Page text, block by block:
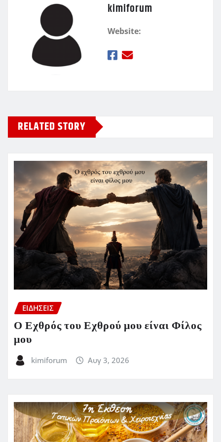
kimiforum
Website:
RELATED STORY
ΕΙΔΗΣΕΙΣ
Ο Εχθρός του Εχθρού μου είναι Φίλος
μου
kimiforum Αυγ 3, 2026